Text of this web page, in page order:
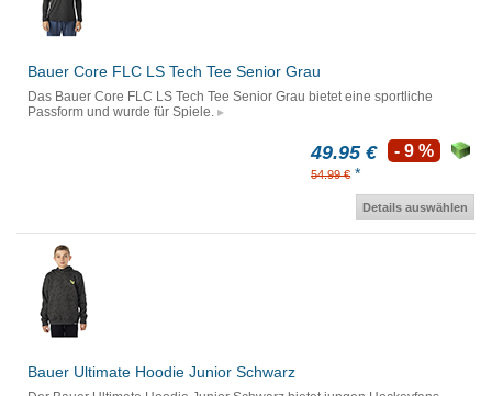
Bauer Core FLC LS Tech Tee Senior Grau
Das Bauer Core FLC LS Tech Tee Senior Grau bietet eine sportliche
Passform und wurde für Spiele.
49.95 €
54.99 € *
- 9 %
Details auswählen
Bauer Ultimate Hoodie Junior Schwarz